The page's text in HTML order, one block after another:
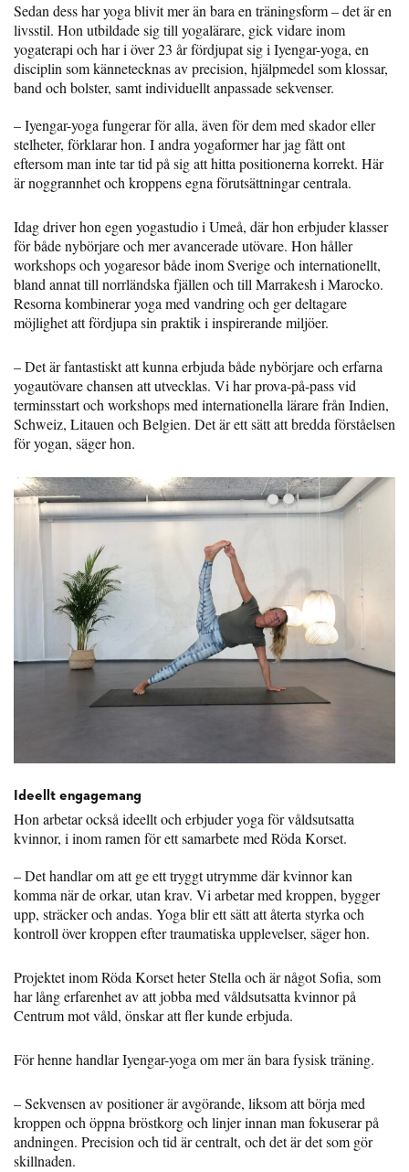
Sedan dess har yoga blivit mer än bara en träningsform – det är en
livsstil. Hon utbildade sig till yogalärare, gick vidare inom
yogaterapi och har i över 23 år fördjupat sig i Iyengar-yoga, en
disciplin som kännetecknas av precision, hjälpmedel som klossar,
band och bolster, samt individuellt anpassade sekvenser.
– Iyengar-yoga fungerar för alla, även för dem med skador eller
stelheter, förklarar hon. I andra yogaformer har jag fått ont
eftersom man inte tar tid på sig att hitta positionerna korrekt. Här
är noggrannhet och kroppens egna förutsättningar centrala.
Idag driver hon egen yogastudio i Umeå, där hon erbjuder klasser
för både nybörjare och mer avancerade utövare. Hon håller
workshops och yogaresor både inom Sverige och internationellt,
bland annat till norrländska fjällen och till Marrakesh i Marocko.
Resorna kombinerar yoga med vandring och ger deltagare
möjlighet att fördjupa sin praktik i inspirerande miljöer.
– Det är fantastiskt att kunna erbjuda både nybörjare och erfarna
yogautövare chansen att utvecklas. Vi har prova-på-pass vid
terminsstart och workshops med internationella lärare från Indien,
Schweiz, Litauen och Belgien. Det är ett sätt att bredda förståelsen
för yogan, säger hon.
Ideellt engagemang
Hon arbetar också ideellt och erbjuder yoga för våldsutsatta
kvinnor, i inom ramen för ett samarbete med Röda Korset.
– Det handlar om att ge ett tryggt utrymme där kvinnor kan
komma när de orkar, utan krav. Vi arbetar med kroppen, bygger
upp, sträcker och andas. Yoga blir ett sätt att återta styrka och
kontroll över kroppen efter traumatiska upplevelser, säger hon.
Projektet inom Röda Korset heter Stella och är något Sofia, som
har lång erfarenhet av att jobba med våldsutsatta kvinnor på
Centrum mot våld, önskar att fler kunde erbjuda.
För henne handlar Iyengar-yoga om mer än bara fysisk träning.
– Sekvensen av positioner är avgörande, liksom att börja med
kroppen och öppna bröstkorg och linjer innan man fokuserar på
andningen. Precision och tid är centralt, och det är det som gör
skillnaden.